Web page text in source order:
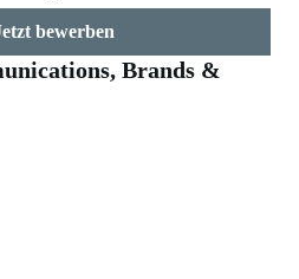
bewerben
Brands &